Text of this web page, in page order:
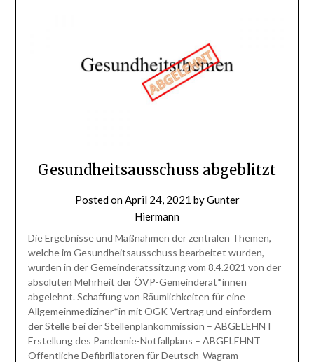
Gesundheitsausschuss abgeblitzt
Posted onApril 24, 2021 byGunter
Hiermann
Die Ergebnisse und Maßnahmen der zentralen Themen,
welche im Gesundheitsausschuss bearbeitet wurden,
wurden in der Gemeinderatssitzung vom 8.4.2021 von der
absoluten Mehrheit der ÖVP-Gemeinderät*innen
abgelehnt. Schaffung von Räumlichkeiten für eine
Allgemeinmediziner*in mit ÖGK-Vertrag und einfordern
der Stelle bei der Stellenplankommission – ABGELEHNT
Erstellung des Pandemie-Notfallplans – ABGELEHNT
Öffentliche Defibrillatoren für Deutsch-Wagram –